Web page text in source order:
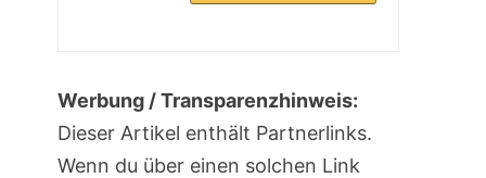
Werbung / Transparenzhinweis:
Dieser Artikel enthält Partnerlinks.
Wenn du über einen solchen Link